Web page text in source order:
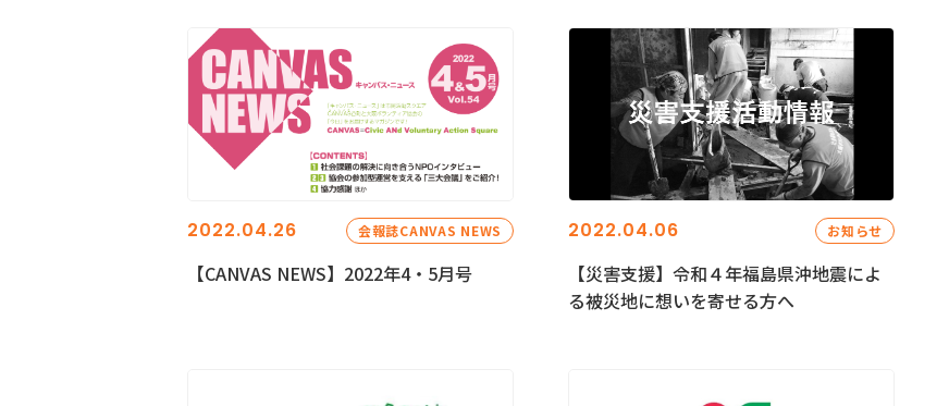
2022.04.26 会報誌CANVAS NEWS
【CANVAS NEWS】2022年4・5月号
2022.04.06 お知らせ
【災害支援】令和４年福島県沖地震によ
る被災地に想いを寄せる方へ